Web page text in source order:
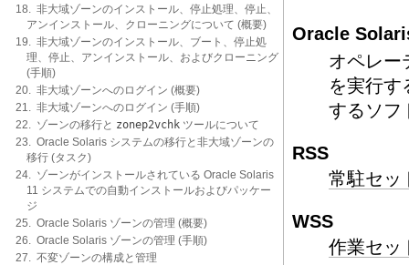
18. 非大域ゾーンのインストール、停止処理、停止、
アンインストール、クローニングについて (概要)
19. 非大域ゾーンのインストール、ブート、停止処
理、停止、アンインストール、およびクローニング
(手順)
20. 非大域ゾーンへのログイン (概要)
21. 非大域ゾーンへのログイン (手順)
22. ゾーンの移行と zonep2vchk ツールについて
23. Oracle Solaris システムの移行と非大域ゾーンの
移行 (タスク)
24. ゾーンがインストールされている Oracle Solaris
11 システムでの自動インストールおよびパッケー
ジ
25. Oracle Solaris ゾーンの管理 (概要)
26. Oracle Solaris ゾーンの管理 (手順)
27. 不変ゾーンの構成と管理
Oracle
オペレー
を実行す
するソフ
RSS
常駐セッ
WSS
作業セッ